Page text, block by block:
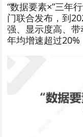
“数据要素×”三年
门联合发布，到
强、显示度高、
年均增速超过20%